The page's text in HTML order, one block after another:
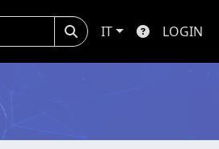
IT LOGIN